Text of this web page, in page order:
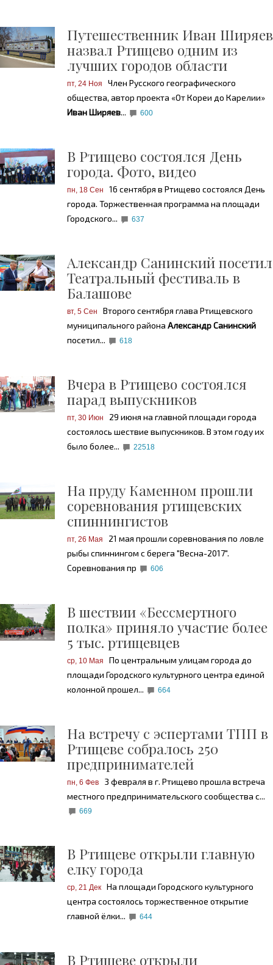
Путешественник Иван Ширяев
назвал Ртищево одним из
лучших городов области
пт, 24 Ноя
Член Русского географического
общества, автор проекта «От Кореи до Карелии»
Иван Ширяев... 600
В Ртищево состоялся День
города. Фото, видео
пн, 18 Сен
16 сентября в Ртищево состоялся День
города. Торжественная программа на площади
Городского...
637
Александр Санинский посетил
Театральный фестиваль в
Балашове
вт, 5 Сен
Второго сентября глава Ртищевского
муниципального района Александр Санинский
посетил...
618
Вчера в Ртищево состоялся
парад выпускников
пт, 30 Июн
29 июня на главной площади города
состоялось шествие выпускников. В этом году их
было более...
22518
На пруду Каменном прошли
соревнования ртищевских
спиннингистов
пт, 26 Мая
21 мая прошли соревнования по ловле
рыбы спиннингом с берега "Весна-2017".
Соревнования пр
606
В шествии «Бессмертного
полка» приняло участие более
5 тыс. ртищевцев
ср, 10 Мая
По центральным улицам города до
площади Городского культурного центра единой
колонной прошел...
664
На встречу с эспертами ТПП в
Ртищеве собралось 250
предпринимателей
пн, 6 Фев
3 февраля в г. Ртищево прошла встреча
местного предпринимательского сообщества с...
669
В Ртищеве открыли главную
елку города
ср, 21 Дек
На площади Городского культурного
центра состоялось торжественное открытие
главной ёлки...
644
В Ртищеве открыли